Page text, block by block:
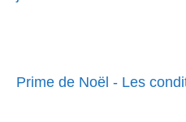
Prime de Noël - Les